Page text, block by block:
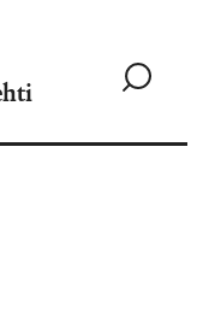
Siirry